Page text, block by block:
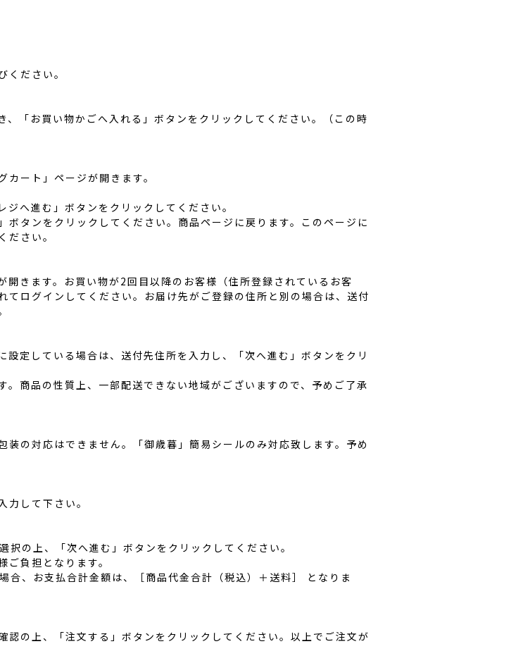
ださい。
「お買い物かごへ入れる」ボタンをクリックしてください。（この時
カート」ページが開きます。
へ進む」ボタンをクリックしてください。
タンをクリックしてください。商品ページに戻ります。このページに
さい。
きます。お買い物が2回目以降のお客様（住所登録されているお客
ログインしてください。お届け先がご登録の住所と別の場合は、送付
定している場合は、送付先住所を入力し、「次へ進む」ボタンをクリ
商品の性質上、一部配送できない地域がございますので、予めご了承
の対応はできません。「御歳暮」簡易シールのみ対応致します。予め
して下さい。
の上、「次へ進む」ボタンをクリックしてください。
負担となります。
、お支払合計金額は、［商品代金合計（税込）＋送料］ となりま
の上、「注文する」ボタンをクリックしてください。以上でご注文が